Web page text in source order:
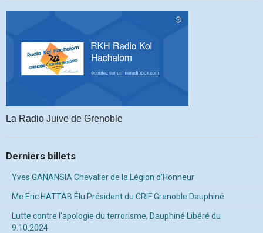
La Radio Juive de Grenoble
Derniers billets
Yves GANANSIA Chevalier de la Légion d'Honneur
Me Eric HATTAB Élu Président du CRIF Grenoble Dauphiné
Lutte contre l'apologie du terrorisme, Dauphiné Libéré du
9.10.2024